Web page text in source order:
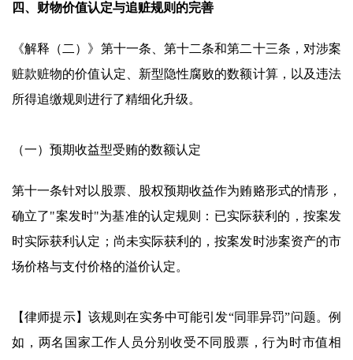
四、财物价值认定与追赃规则的完善
《解释（二）》第十一条、第十二条和第二十三条，对涉案
赃款赃物的价值认定、新型隐性腐败的数额计算，以及违法
所得追缴规则进行了精细化升级。
（一）预期收益型受贿的数额认定
第十一条针对以股票、股权预期收益作为贿赂形式的情形，
确立了"案发时"为基准的认定规则：已实际获利的，按案发
时实际获利认定；尚未实际获利的，按案发时涉案资产的市
场价格与支付价格的溢价认定。
【律师提示】该规则在实务中可能引发“同罪异罚”问题。例
如，两名国家工作人员分别收受不同股票，行为时市值相